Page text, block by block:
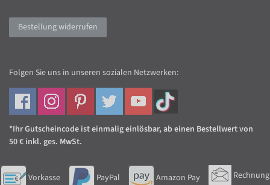
Bestellung widerrufen
Folgen Sie uns in unseren sozialen Netzwerken:
*Ihr Gutscheincode ist einmalig einlösbar, ab einen Bestellwert von
50 € inkl. ges. MwSt.
Vorkasse PayPal Amazon Pay Rechnung